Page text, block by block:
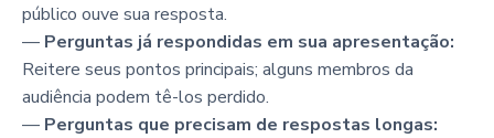
público ouve sua resposta.
— Perguntas já respondidas em sua apresentação:
Reitere seus pontos principais; alguns membros da
audiência podem tê-los perdido.
— Perguntas que precisam de respostas longas: